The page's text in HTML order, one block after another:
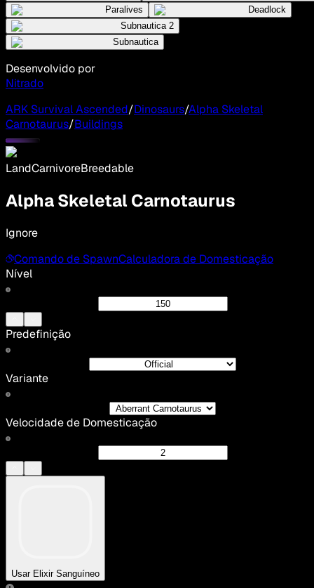
Paralives
Deadlock
Subnautica 2
Subnautica
Desenvolvido por
Nitrado
ARK Survival Ascended/Dinosaurs/Alpha Skeletal
Carnotaurus/Buildings
LandCarnivoreBreedable
Alpha Skeletal Carnotaurus
Ignore
Comando de SpawnCalculadora de Domesticação
Nível
Predefinição
Variante
Velocidade de Domesticação
Usar Elixir Sanguíneo